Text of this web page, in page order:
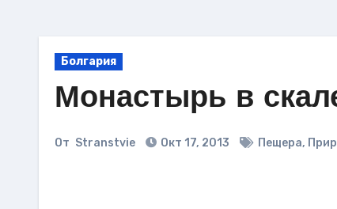
Болгария
Монастырь в
От Stranstvie Окт 17, 2013 Пещера,